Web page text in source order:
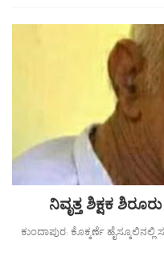
ನಿವೃತ್ತ ಶಿಕ್ಷಕ
ಕುಂದಾಪುರ: ಕೊಕ್ಕರ್ಣೆ